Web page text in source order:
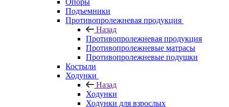
Подъемники
Противопролежневая продукция
Назад
Противопролежневая продукция
Противопролежневые матрасы
Противопролежневые подушки
Костыли
Ходунки
Назад
Ходунки
Ходунки для взрослых